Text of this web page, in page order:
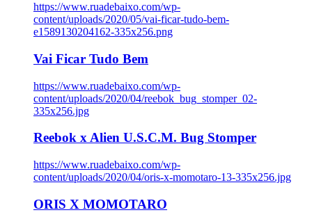
https://www.ruadebaixo.com/wp-
content/uploads/2020/05/vai-ficar-tudo-bem-
e1589130204162-335x256.png
Vai Ficar Tudo Bem
https://www.ruadebaixo.com/wp-
content/uploads/2020/04/reebok_bug_stomper_02-
335x256.jpg
Reebok x Alien U.S.C.M. Bug Stomper
https://www.ruadebaixo.com/wp-
content/uploads/2020/04/oris-x-momotaro-13-335x256.jpg
ORIS X MOMOTARO